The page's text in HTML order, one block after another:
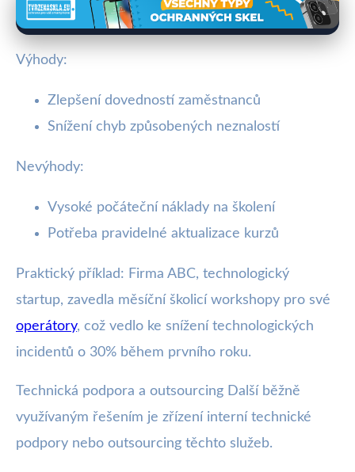
Výhody:
Zlepšení dovedností zaměstnanců
Snížení chyb způsobených neznalostí
Nevýhody:
Vysoké počáteční náklady na školení
Potřeba pravidelné aktualizace kurzů
Praktický příklad: Firma ABC, technologický
startup, zavedla měsíční školicí workshopy pro své
operátory, což vedlo ke snížení technologických
incidentů o 30% během prvního roku.
Technická podpora a outsourcing Další běžně
využívaným řešením je zřízení interní technické
podpory nebo outsourcing těchto služeb.